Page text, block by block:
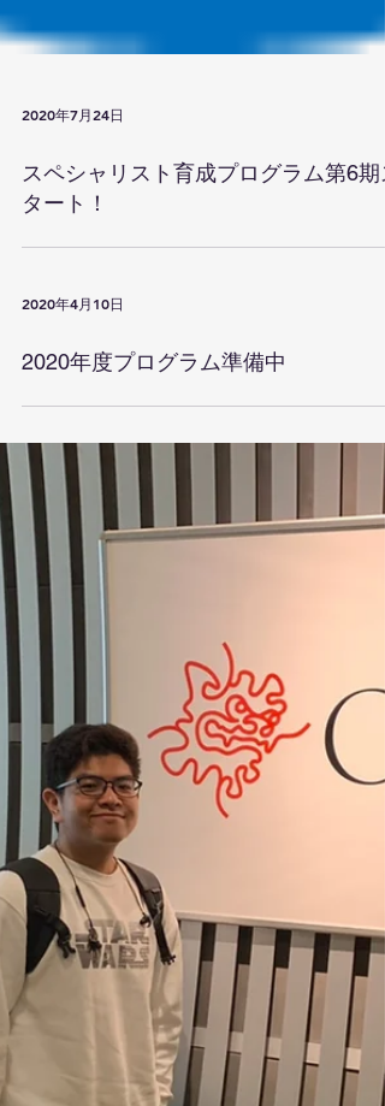
2020年7月24日
スペシャリスト育成プログラム第6期
タート！
2020年4月10日
2020年度プログラム準備中